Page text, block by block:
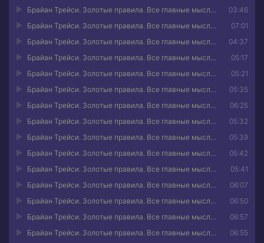
03:46
07:01
04:37
05:17
05:21
05:35
06:25
05:32
05:39
05:42
05:41
06:07
06:50
06:57
06:55